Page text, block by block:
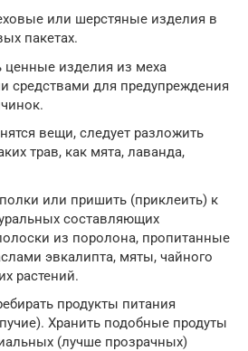
или шерстяные изделия в
пакетах.
ценные изделия из меха
средствами для предупреждения
вещи, следует разложить
трав, как мята, лаванда,
или пришить (приклеить) к
составляющих
из поролона, пропитанные
эвкалипта, мяты, чайного
растений.
продукты питания
Хранить подобные продуты
(лучше прозрачных)